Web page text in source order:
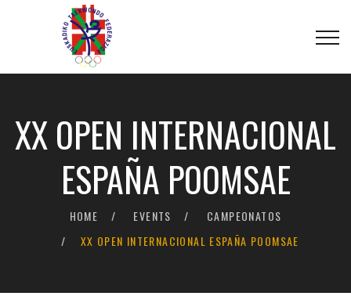
XX OPEN INTERNACIONAL
ESPAÑA POOMSAE
HOME EVENTS
CAMPEONATOS
XX OPEN INTERNACIONAL ESPAÑA POOMSAE